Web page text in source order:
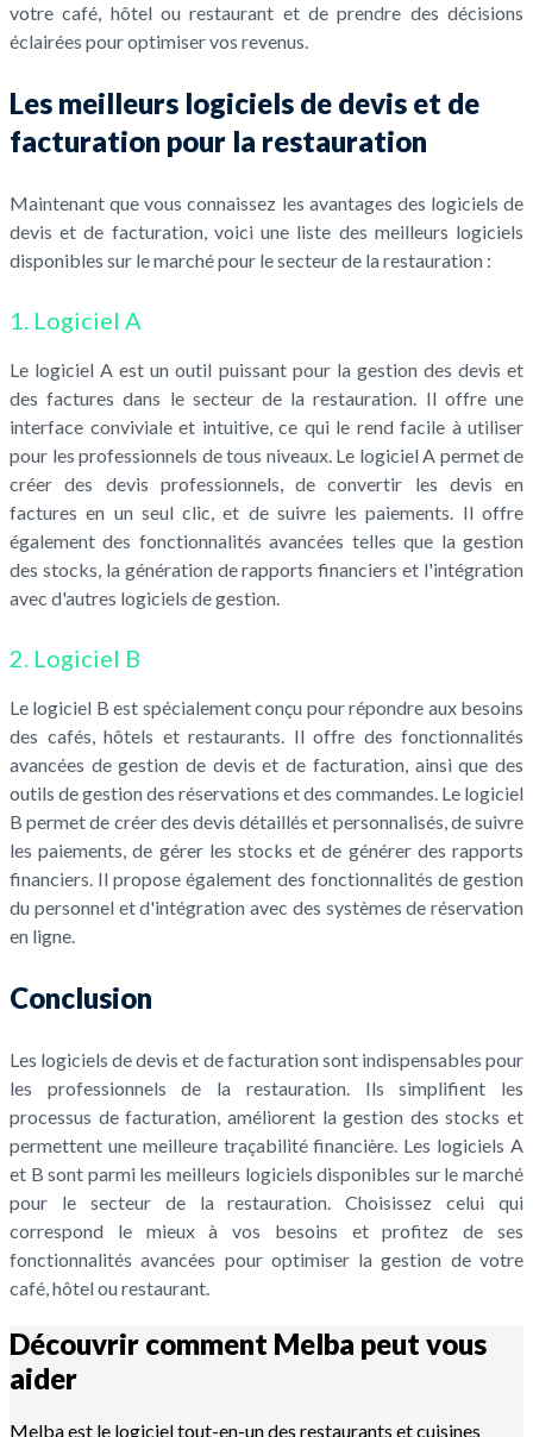
votre café, hôtel ou restaurant et de prendre des décisions
éclairées pour optimiser vos revenus.
Les meilleurs logiciels de devis et de
facturation pour la restauration
Maintenant que vous connaissez les avantages des logiciels de
devis et de facturation, voici une liste des meilleurs logiciels
disponibles sur le marché pour le secteur de la restauration :
1. Logiciel A
Le logiciel A est un outil puissant pour la gestion des devis et
des factures dans le secteur de la restauration. Il offre une
interface conviviale et intuitive, ce qui le rend facile à utiliser
pour les professionnels de tous niveaux. Le logiciel A permet de
créer des devis professionnels, de convertir les devis en
factures en un seul clic, et de suivre les paiements. Il offre
également des fonctionnalités avancées telles que la gestion
des stocks, la génération de rapports financiers et l'intégration
avec d'autres logiciels de gestion.
2. Logiciel B
Le logiciel B est spécialement conçu pour répondre aux besoins
des cafés, hôtels et restaurants. Il offre des fonctionnalités
avancées de gestion de devis et de facturation, ainsi que des
outils de gestion des réservations et des commandes. Le logiciel
B permet de créer des devis détaillés et personnalisés, de suivre
les paiements, de gérer les stocks et de générer des rapports
financiers. Il propose également des fonctionnalités de gestion
du personnel et d'intégration avec des systèmes de réservation
en ligne.
Conclusion
Les logiciels de devis et de facturation sont indispensables pour
les professionnels de la restauration. Ils simplifient les
processus de facturation, améliorent la gestion des stocks et
permettent une meilleure traçabilité financière. Les logiciels A
et B sont parmi les meilleurs logiciels disponibles sur le marché
pour le secteur de la restauration. Choisissez celui qui
correspond le mieux à vos besoins et profitez de ses
fonctionnalités avancées pour optimiser la gestion de votre
café, hôtel ou restaurant.
Découvrir comment Melba peut vous
aider
Melba est le logiciel tout-en-un des restaurants et cuisines